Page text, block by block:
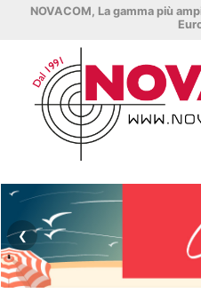
NOVACOM, La gamma più
❮